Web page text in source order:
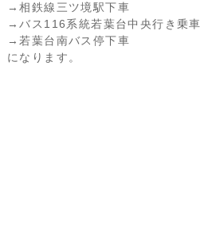
→相鉄線三ツ境駅下車
→バス116系統若葉台中央行き乗車
→若葉台南バス停下車
になります。